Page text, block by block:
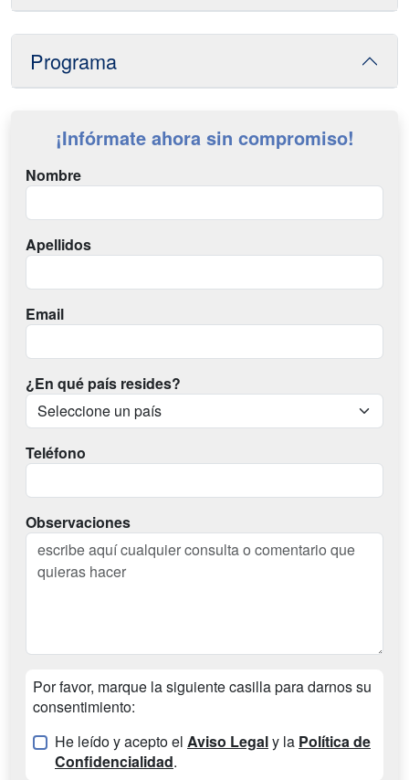
Programa
¡Infórmate ahora sin compromiso!
Nombre
Apellidos
Email
¿En qué país resides?
Teléfono
Observaciones
Por favor, marque la siguiente casilla para darnos su
consentimiento:
He leído y acepto el Aviso Legaly la Política de
Confidencialidad.